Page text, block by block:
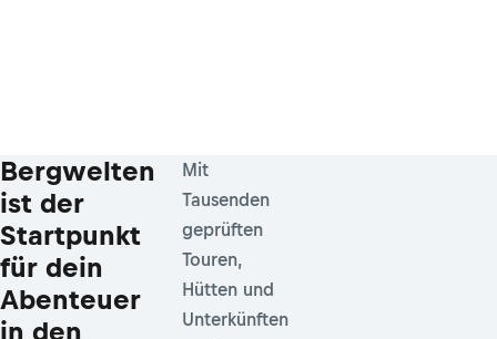
Bergwelten
ist der
Startpunkt
für dein
Abenteuer
in den
Mit
Tausenden
geprüften
Touren,
Hütten und
Unterkünften